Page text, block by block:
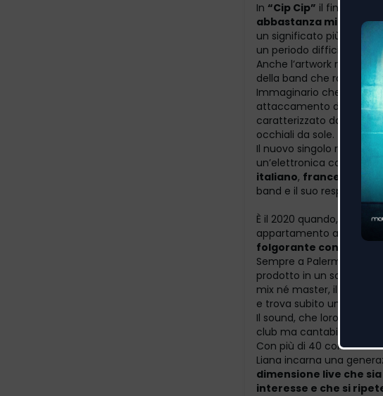
In “Cip Cip” il finale del
abbastanza microfoni
un significato più intimo,
un periodo difficile,
Anche l’artwork riflette
della band che
Immaginario che si
attaccamento della
caratterizzato da
occhiali da sole.
Il nuovo singolo
un’elettronica
italiano, francese e
band e il suo respiro
È il 2020 quando,
appartamento a
Palermo
folgorante con una
Sempre a Palermo
prodotto in un solo
mix né master, il brano,
e trova subito un’eco
Il sound, che loro stessi
club ma cantabile,
Con più di 40 concerti
Liana incarna una
dimensione live che
interesse e che si